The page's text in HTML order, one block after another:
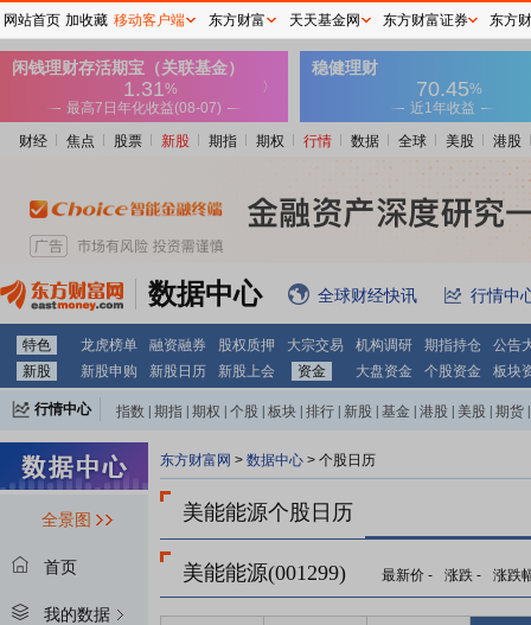
财经 焦点 股票 新股 期指 期权 行情 数据 全球 美股 港股
数据中心 全球财经快讯 行情中
特色 龙虎榜单 融资融券 股权质押 大宗交易 机构调研 期指持仓
公告
新股
新股申购 新股日历 新股上会 资金 大盘资金 个股资金 板块
行情中心 指数 期指 期权 个股 板块 排行 新股 基金 港股 美股 期货
全景图
首页
我的数据
东方财富网 > 数据中心 > 个股日历
美能能源个股日历
美能能源(001299) 最新价 - 涨跌 - 涨跌
网站首页 加收藏 移动客户端 东方财富 天天基金网 东方财富证券 东方